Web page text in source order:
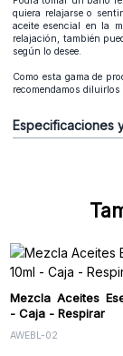
quiera relajarse o
aceite esencial en la
relajación, también
según lo desee.
Como esta gama de
recomendamos
Especificaciones
Mezcla Aceites
- Caja - Respirar
AWEBL-02